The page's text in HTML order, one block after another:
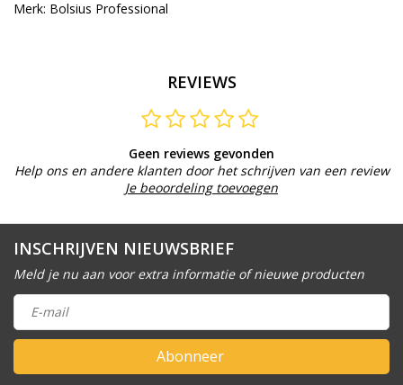
Merk: Bolsius Professional
REVIEWS
Geen reviews gevonden
Help ons en andere klanten door het schrijven van een review
Je beoordeling toevoegen
INSCHRIJVEN NIEUWSBRIEF
Meld je nu aan voor extra informatie of nieuwe producten
Abonneer